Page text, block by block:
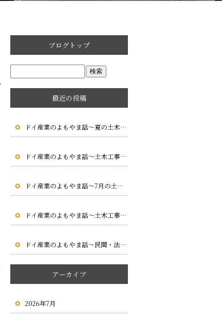
ブログトップ
最近の投稿
ドイ産業のよもやま話～夏の土木工事で大切な暑さ対策と施工管理
ドイ産業のよもやま話～土木工事に求められる専門性とは
ドイ産業のよもやま話～7月の土木工事で気をつけたいポイント
ドイ産業のよもやま話～土木工事における安全管理の大切さ
ドイ産業のよもやま話～民間・法人・行政から求められる～
アーカイブ
2026年7月